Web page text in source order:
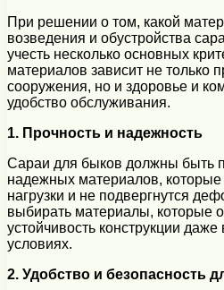
При решении о том, какой
возведения и обустройства
учесть несколько основных
материалов зависит не только
сооружения, но и здоровье и
удобство обслуживания.
1. Прочность и надежность
Сараи для быков должны быть
надежных материалов,
нагрузки и не подвергнутся
выбирать материалы, которые
устойчивость конструкции
условиях.
2. Удобство и безопасность